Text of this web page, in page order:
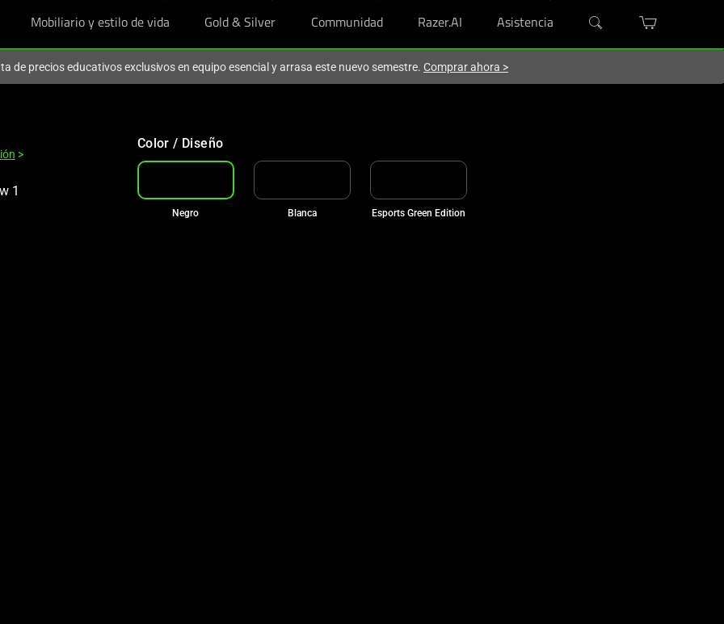
Mobiliario y estilo de vida Gold & Silver Communidad Razer.AI Asistencia
de precios educativos exclusivos en equipo esencial y arrasa este nuevo semestre. Comprar ahora >
>
Color / Diseño
Negro Blanca Esports Green Edition